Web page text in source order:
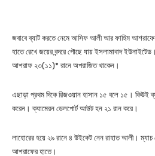
জবাবে ব্যাট করতে নেমে আসিফ আলী আর ফাহিম
হাতে রেখে জয়ের বন্দরে পৌছে যায় ইসলামাবাদ
আশরাফ ২৩(১১)* রানে অপরাজিত থাকেন।
এছাড়া প্রথম দিকে রিজওয়ান হাসান ১৫ বলে ১৫। কিউই
করেন। ক্যামেরন ডেলপোর্ট আউট হন ২১ রান করে।
লাহোরের হয়ে ২৯ রানে ৪ উইকেট নেন রাহাত আলী। ম্যাচ
আশরাফের হাতে।